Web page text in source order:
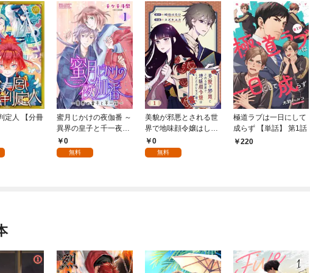
定人 【分冊
蜜月じかけの夜伽番 ～
異界の皇子と千一夜～
【分冊版】 1話
0
無料
美貌が邪悪とされる世
界で地味顔令嬢はした
たかに生き抜く 【分冊
版】 1話
0
無料
極道ラブは一日にして
成らず 【単話】 第1話
220